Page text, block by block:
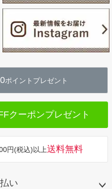
ポイントプレゼント
クーポンプレゼント
円(税込)以上送料無料
い